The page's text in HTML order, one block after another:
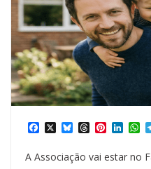
a
e
X B
u
e
T
h
e
P
t
L
k
W
h
a
t
A Associação vai estar no